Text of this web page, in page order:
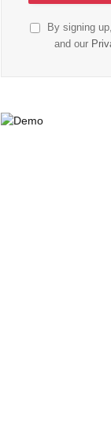
By signing
and our